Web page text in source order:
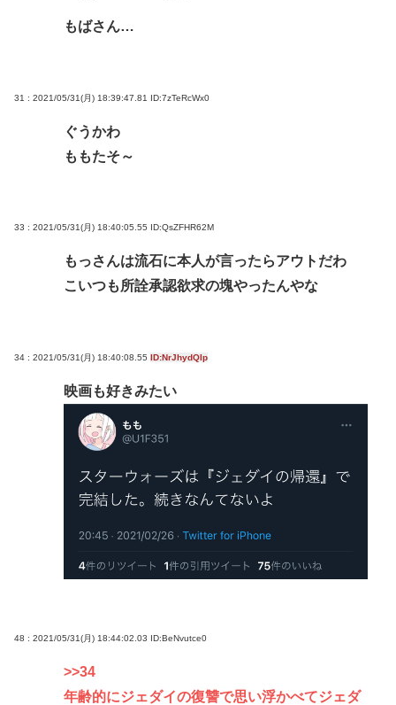
もばさん…
31 : 2021/05/31(月) 18:39:47.81 ID:7zTeRcWx0
ぐうかわ
ももたそ～
33 : 2021/05/31(月) 18:40:05.55 ID:QsZFHR62M
もっさんは流石に本人が言ったらアウトだわ
こいつも所詮承認欲求の塊やったんやな
34 : 2021/05/31(月) 18:40:08.55 ID:NrJhydQIp
映画も好きみたい
48 : 2021/05/31(月) 18:44:02.03 ID:BeNvutce0
>>34
年齢的にジェダイの復讐で思い浮かべてジェダ